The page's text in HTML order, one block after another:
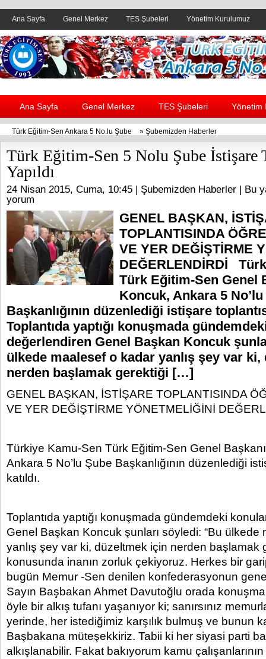
Ana Sayfa Genel Merkez TES Şubeleri Yönetim Kurulumuz
Header yanı reklam alanı
Ana Sayfa Genel Merkez TES Şubeleri Yönetim
Türk Eğitim-Sen Ankara 5 No.lu Şube » Şubemizden Haberler
Türk Eğitim-Sen 5 Nolu Şube İstişare
Yapıldı
24 Nisan 2015, Cuma, 10:45 | Şubemizden Haberler | Bu
yorum
GENEL BAŞKAN,
TOPLANTISINDA
VE YER DEĞİŞTİRME
DEĞERLENDİRDİ
Türk Eğitim-Sen Genel
Koncuk, Ankara 5
Başkanlığının düzenlediği istişare
Toplantıda yaptığı konuşmada
değerlendiren Genel Başkan Koncuk
ülkede maalesef o kadar yanlış şey var
nerden başlamak gerektiği […]
GENEL BAŞKAN, İSTİŞARE TOPLANTISINDA
VE YER DEĞİŞTİRME YÖNETMELİĞİNİ
Türkiye Kamu-Sen Türk Eğitim-Sen Genel
Ankara 5 No’lu Şube Başkanlığının düzenlediği
katıldı.
Toplantıda yaptığı konuşmada gündemdeki
Genel Başkan Koncuk şunları söyledi: “Bu ülkede
yanlış şey var ki, düzeltmek için nerden başlamak
konusunda inanın zorluk çekiyoruz. Herkes bir
bugün Memur -Sen denilen konfederasyonun
Sayın Başbakan Ahmet Davutoğlu orada
öyle bir alkış tufanı yaşanıyor ki; sanırsınız
yerinde, her istediğimiz karşılık bulmuş ve bunun
Başbakana müteşekkiriz. Tabii ki her siyasi parti
alkışlanabilir. Fakat bakıyorum kamu